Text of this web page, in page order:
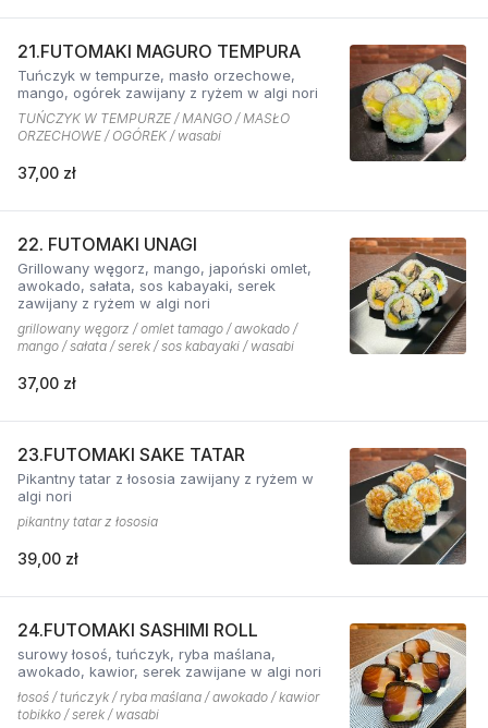
21.FUTOMAKI MAGURO TEMPURA
Tuńczyk w tempurze, masło orzechowe,
mango, ogórek zawijany z ryżem w algi nori
TUŃCZYK W TEMPURZE / MANGO / MASŁO
ORZECHOWE / OGÓREK / wasabi
37,00 zł
22. FUTOMAKI UNAGI
Grillowany węgorz, mango, japoński omlet,
awokado, sałata, sos kabayaki, serek
zawijany z ryżem w algi nori
grillowany węgorz / omlet tamago / awokado /
mango / sałata / serek / sos kabayaki / wasabi
37,00 zł
23.FUTOMAKI SAKE TATAR
Pikantny tatar z łososia zawijany z ryżem w
algi nori
pikantny tatar z łososia
39,00 zł
24.FUTOMAKI SASHIMI ROLL
surowy łosoś, tuńczyk, ryba maślana,
awokado, kawior, serek zawijane w algi nori
łosoś / tuńczyk / ryba maślana / awokado / kawior
tobikko / serek / wasabi